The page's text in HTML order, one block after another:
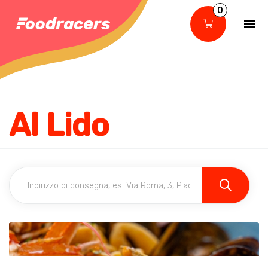
0
Al Lido